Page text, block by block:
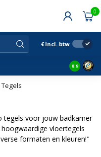
0
€ Incl. btw
8.9
tegels voor jouw badkamer
vloertegels
formaten en kleuren!"